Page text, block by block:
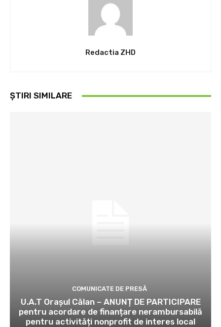
Redactia ZHD
ȘTIRI SIMILARE
COMUNICATE DE PRESĂ
U.A.T Orașul Călan – ANUNȚ DE PARTICIPARE
pentru acordare de finanțare nerambursabilă
pentru activități nonprofit de interes local